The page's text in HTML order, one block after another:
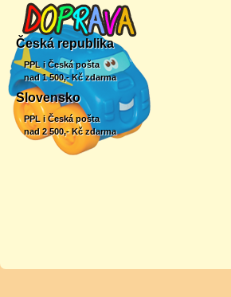
Česká republika
PPL i Česká pošta
nad 1 500,- Kč zdarma
Slovensko
PPL i Česká pošta
nad 2 500,- Kč zdarma